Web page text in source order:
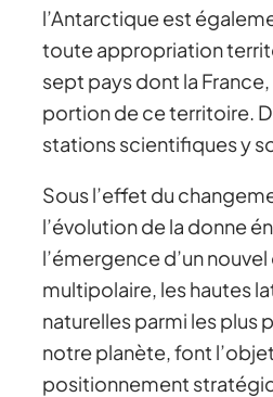
l’Antarctique est
toute appropriation
sept pays dont la
portion de ce territoire.
stations scientifiques y
Sous l’effet du
l’évolution de la donne
l’émergence d’un
multipolaire, les hautes
naturelles parmi les plus
notre planète, font
positionnement